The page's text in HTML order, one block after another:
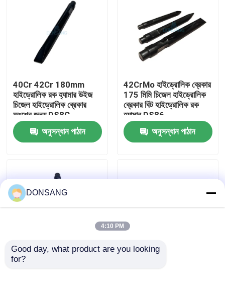
VR প্রদর্শন
আমাদের সম্পর্কে
কারখানা ভ্রমণ
যোগাযোগ করুন
হাইড্রোলিক রক ব্রেকার
40Cr 42Cr 180mm
হাইড্রোলিক রক হ্যামার উইজ
চিজেল হাইড্রোলিক ব্রেকার
অংশের জন্য DS8C
অনুসন্ধান পাঠান
42CrMo হাইড্রোলিক ব্রেকার
175 মিমি চিজেল হাইড্রোলিক
ব্রেকার বিট হাইড্রোলিক রক
হ্যামার DS86
অনুসন্ধান পাঠান
165 মিমি হাইড্রোলিক ব্রেকার
DONSANG
4:10 PM
Good day, what product are you looking
for?